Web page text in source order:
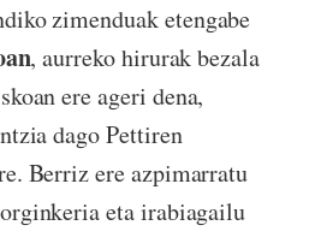
zimenduak etengabe
, aurreko hirurak bezala
ere ageri dena,
dago Pettiren
Berriz ere azpimarratu
eta irabiagailu